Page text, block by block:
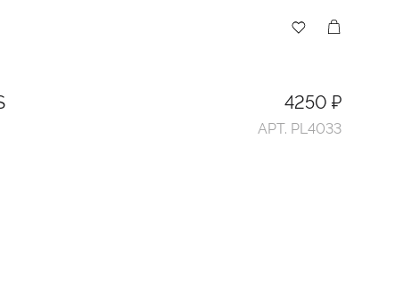
4250 ₽
АРТ. PL4033